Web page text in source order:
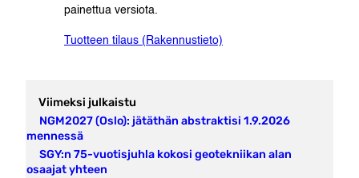
painettua versiota.
Tuotteen tilaus (Rakennustieto)
Viimeksi julkaistu
NGM2027 (Oslo): jätäthän abstraktisi 1.9.2026
mennessä
SGY:n 75-vuotisjuhla kokosi geotekniikan alan
osaajat yhteen